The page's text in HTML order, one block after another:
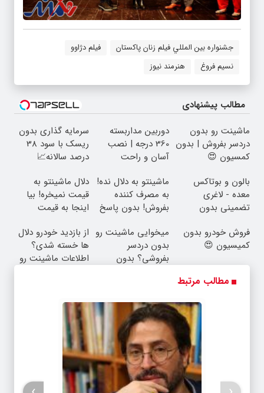
جشنواره بين المللي فيلم زنان پاكستان
فیلم دژاوو
نسیم فروغ
هنرمند نیوز
مطالب پیشنهادی
ماشینت رو بدون
دردسر بفروش | بدون
کمسیون 😍
دوربین مداربسته
360 درجه | نصب
آسان و راحت
سرمایه گذاری بدون
ریسک با سود 38
درصد سالانه📈
بالون و بوتاکس
معده - لاغری
تضمینی بدون
ماشینتو به دلال نده!
به مصرف کننده
بفروش! بدون پاسخ
دلال ماشینتو به
قیمت نمیخره! بیا
اینجا به قیمت
واقعی*
فروش خودرو بدون
کمیسیون 😍
میخوایی ماشینت رو
بدون دردسر
بفروشی؟ بدون
از بازدید خودرو دلال
ها خسته شدی؟
اطلاعات ماشینت رو
مطالب مرتبط